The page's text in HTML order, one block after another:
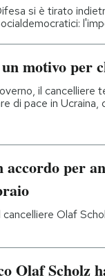
si è tirato
motivo per
il cancelliere
di pace in
accordo per
Olaf
Olaf Scholz